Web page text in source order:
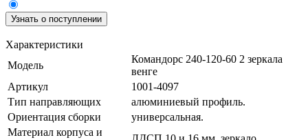
Узнать о поступлении
Характеристики
Модель
Командорс 240-120-60 2 зеркала
венге
Артикул
1001-4097
Тип направляющих
алюминиевый профиль.
Ориентация сборки
универсальная.
Материал корпуса и